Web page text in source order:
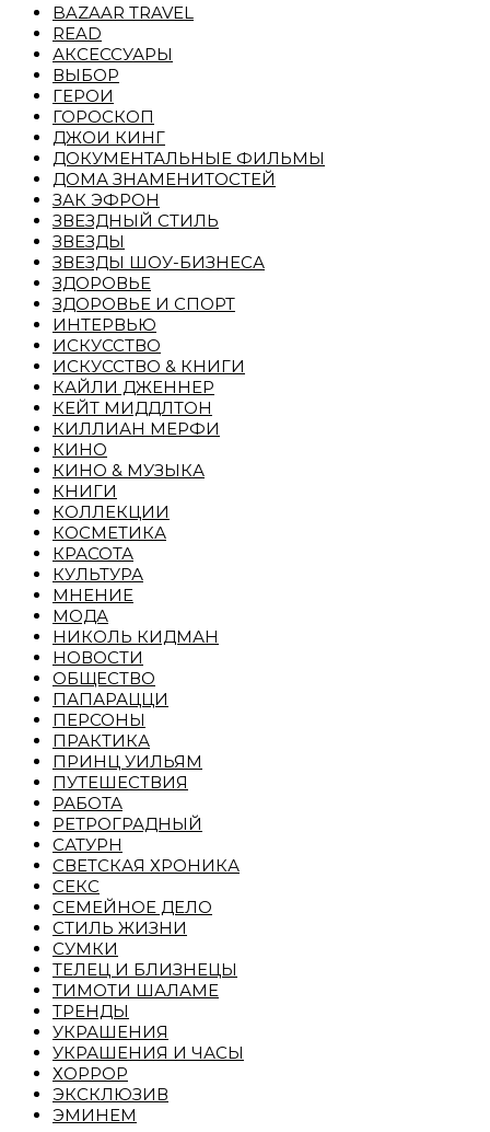
BAZAAR TRAVEL
READ
АКСЕССУАРЫ
ВЫБОР
ГЕРОИ
ГОРОСКОП
ДЖОИ КИНГ
ДОКУМЕНТАЛЬНЫЕ ФИЛЬМЫ
ДОМА ЗНАМЕНИТОСТЕЙ
ЗАК ЭФРОН
ЗВЕЗДНЫЙ СТИЛЬ
ЗВЕЗДЫ
ЗВЕЗДЫ ШОУ-БИЗНЕСА
ЗДОРОВЬЕ
ЗДОРОВЬЕ И СПОРТ
ИНТЕРВЬЮ
ИСКУССТВО
ИСКУССТВО & КНИГИ
КАЙЛИ ДЖЕННЕР
КЕЙТ МИДДЛТОН
КИЛЛИАН МЕРФИ
КИНО
КИНО & МУЗЫКА
КНИГИ
КОЛЛЕКЦИИ
КОСМЕТИКА
КРАСОТА
КУЛЬТУРА
МНЕНИЕ
МОДА
НИКОЛЬ КИДМАН
НОВОСТИ
ОБЩЕСТВО
ПАПАРАЦЦИ
ПЕРСОНЫ
ПРАКТИКА
ПРИНЦ УИЛЬЯМ
ПУТЕШЕСТВИЯ
РАБОТА
РЕТРОГРАДНЫЙ
САТУРН
СВЕТСКАЯ ХРОНИКА
СЕКС
СЕМЕЙНОЕ ДЕЛО
СТИЛЬ ЖИЗНИ
СУМКИ
ТЕЛЕЦ И БЛИЗНЕЦЫ
ТИМОТИ ШАЛАМЕ
ТРЕНДЫ
УКРАШЕНИЯ
УКРАШЕНИЯ И ЧАСЫ
ХОРРОР
ЭКСКЛЮЗИВ
ЭМИНЕМ